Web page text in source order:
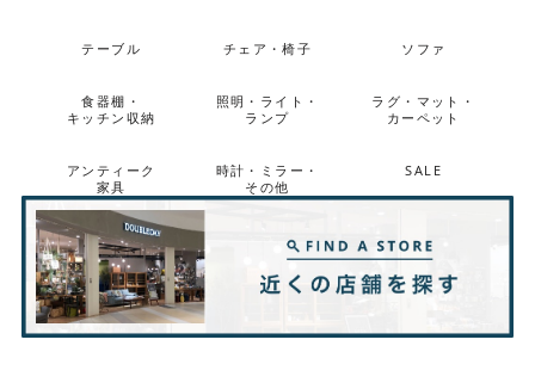
テーブル チェア・椅子 ソファ
食器棚・
キッチン収納
照明・ライト・
ランプ
ラグ・マット・
カーペット
アンティーク
家具
時計・ミラー・
その他
SALE